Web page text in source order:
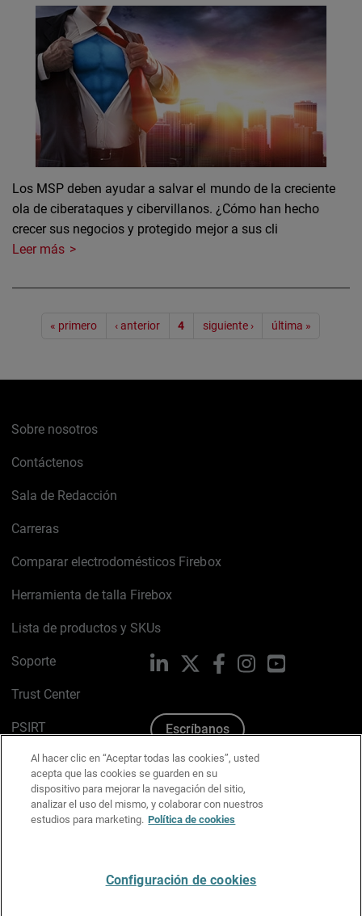
Los MSP deben ayudar a salvar el mundo de la creciente
ola de ciberataques y cibervillanos. ¿Cómo han hecho
crecer sus negocios y protegido mejor a sus cli
Leer más
Paginación
« primero ‹ anterior 4 siguiente › última »
Sobre nosotros
Contáctenos
Sala de Redacción
Carreras
Comparar electrodomésticos Firebox
Herramienta de talla Firebox
Lista de productos y SKUs
Soporte
Trust Center
PSIRT
Política de cookies
Política de privacidad
Kit de medios y marca
LinkedIn FacebookInstagram
Escríbanos
Al hacer clic en “Aceptar todas las cookies”, usted
acepta que las cookies se guarden en su
dispositivo para mejorar la navegación del sitio,
analizar el uso del mismo, y colaborar con nuestros
estudios para marketing. Política de cookies
Configuración de cookies